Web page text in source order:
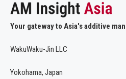
Your gateway to Asia's additive
WakuWaku-Jin LLC
Yokohama, Japan